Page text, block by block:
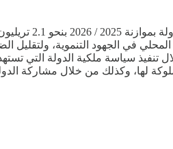
أظهر تقرير "موازنة
في الجهود التنموية، ولتقليل
تنفيذ سياسة ملكية الدولة التي
من تخارج الدولة من عدد من الشركات المملوكة لها،